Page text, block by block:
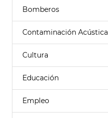
Bomberos
Contaminación Acústica
Cultura
Educación
Empleo